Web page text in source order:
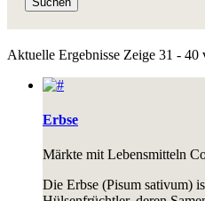
Aktuelle Ergebnisse Zeige 31 - 40
Erbse
Märkte mit Lebensmitteln
Die Erbse (Pisum sativum)